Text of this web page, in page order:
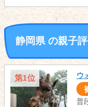
静岡県 の親子
第1位 ウ
普